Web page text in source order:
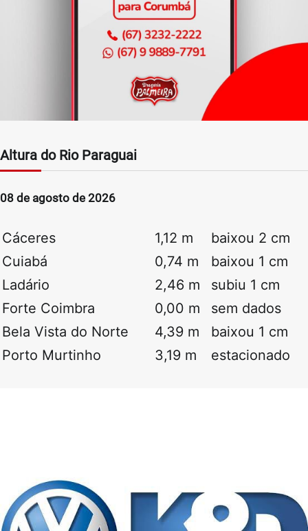
Altura do Rio Paraguai
08 de agosto de 2026
Cáceres 1,12 m
baixou 2 cm
Cuiabá
0,74 m
baixou 1 cm
Ladário
2,46 m
subiu 1 cm
Forte Coimbra
0,00 m
sem dados
Bela Vista do Norte
4,39 m
baixou 1 cm
Porto Murtinho
3,19 m estacionado